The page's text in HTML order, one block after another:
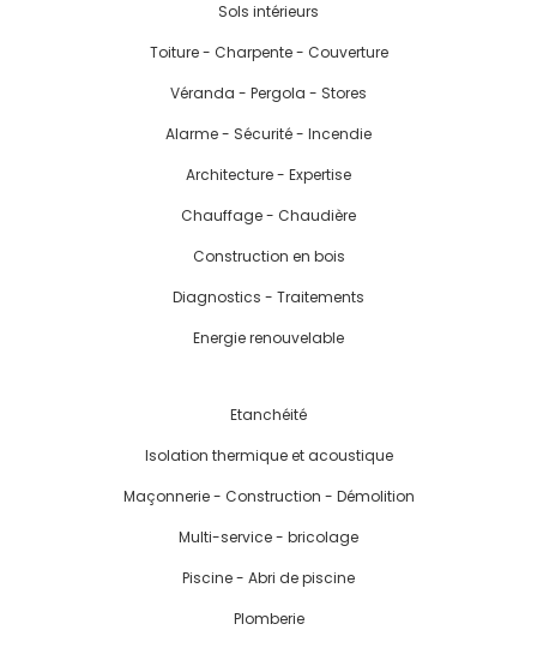
Sols intérieurs
Toiture - Charpente - Couverture
Véranda - Pergola - Stores
Alarme - Sécurité - Incendie
Architecture - Expertise
Chauffage - Chaudière
Construction en bois
Diagnostics - Traitements
Energie renouvelable
Etanchéité
Isolation thermique et acoustique
Maçonnerie - Construction - Démolition
Multi-service - bricolage
Piscine - Abri de piscine
Plomberie